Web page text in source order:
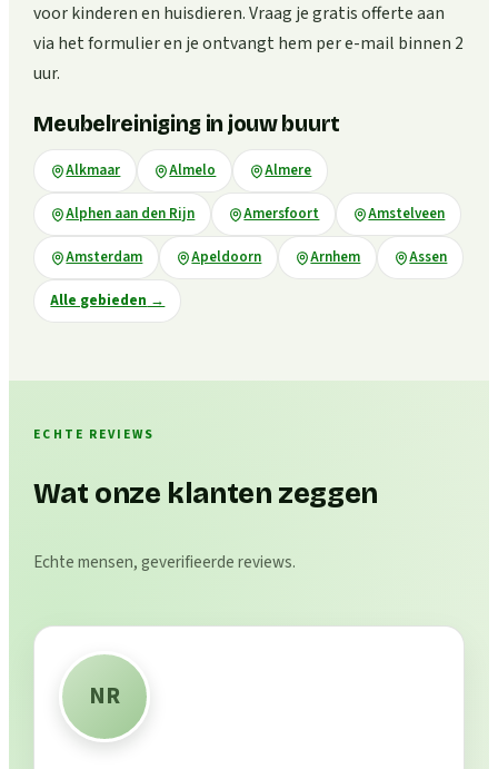
voor kinderen en huisdieren. Vraag je gratis offerte aan
via het formulier en je ontvangt hem per e-mail binnen 2
uur.
Meubelreiniging in jouw buurt
Alkmaar Almelo Almere
Alphen aan den Rijn Amersfoort Amstelveen
Amsterdam Apeldoorn Arnhem Assen
Alle gebieden →
ECHTE REVIEWS
Wat onze klanten zeggen
Echte mensen, geverifieerde reviews.
NR